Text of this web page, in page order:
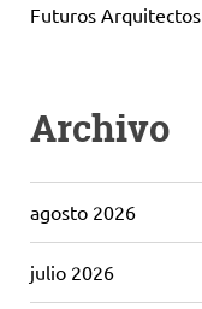
Futuros Arquitectos
Archivo
agosto 2026
julio 2026